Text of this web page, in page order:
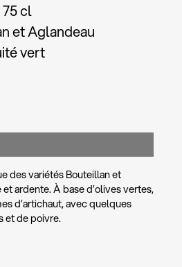
75 cl
et Aglandeau
vert
des variétés Bouteillan et
ardente. À base d’olives vertes,
d’artichaut, avec quelques
et de poivre.